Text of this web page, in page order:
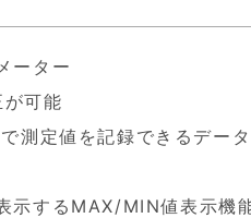
ーター
可能
測定値を記録できるデー
示するMAX/MIN値表示機